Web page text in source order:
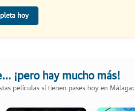
hoy
¡pero hay mucho más!
películas sí tienen pases hoy en Málaga: